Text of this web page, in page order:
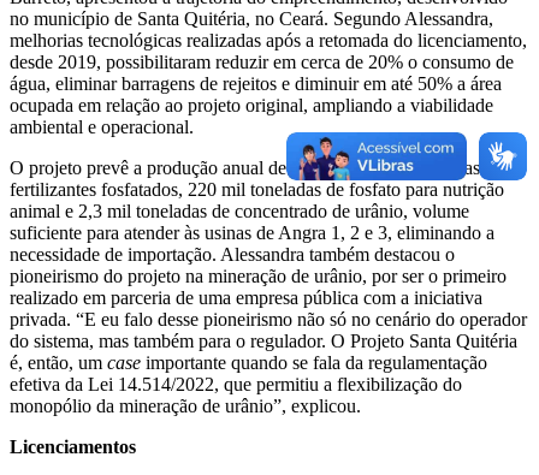
no município de Santa Quitéria, no Ceará. Segundo Alessandra,
melhorias tecnológicas realizadas após a retomada do licenciamento,
desde 2019, possibilitaram reduzir em cerca de 20% o consumo de
água, eliminar barragens de rejeitos e diminuir em até 50% a área
ocupada em relação ao projeto original, ampliando a viabilidade
ambiental e operacional.
O projeto prevê a produção anual de 1,05 milhão de toneladas de
fertilizantes fosfatados, 220 mil toneladas de fosfato para nutrição
animal e 2,3 mil toneladas de concentrado de urânio, volume
suficiente para atender às usinas de Angra 1, 2 e 3, eliminando a
necessidade de importação. Alessandra também destacou o
pioneirismo do projeto na mineração de urânio, por ser o primeiro
realizado em parceria de uma empresa pública com a iniciativa
privada. “E eu falo desse pioneirismo não só no cenário do operador
do sistema, mas também para o regulador. O Projeto Santa Quitéria
é, então, um case importante quando se fala da regulamentação
efetiva da Lei 14.514/2022, que permitiu a flexibilização do
monopólio da mineração de urânio”, explicou.
Licenciamentos